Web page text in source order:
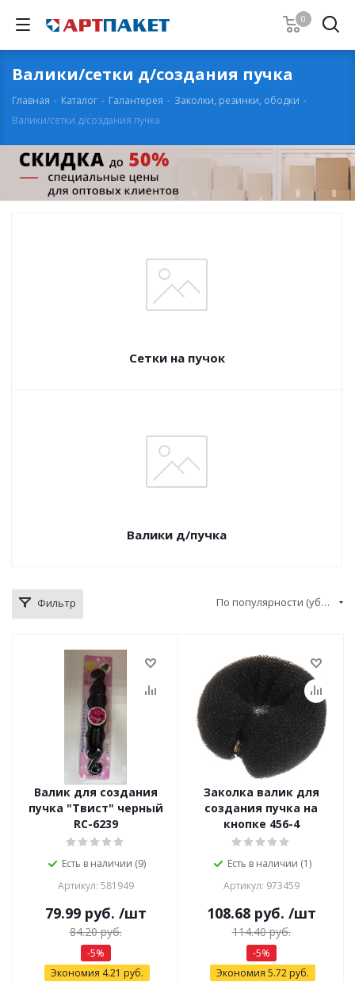
0
Валики/сетки д/создания пучка
Главная - Каталог - Галантерея - Заколки, резинки, ободки -
Валики/сетки д/создания пучка
Сетки на пучок
Валики д/пучка
Фильтр По популярности (убывание)
Валик для создания
пучка "Твист" черный
RC-6239
Есть в наличии (9)
Артикул: 581949
79.99руб. /шт
84.20руб.
-5%
Экономия 4.21 руб.
Заколка валик для
создания пучка на
кнопке 456-4
Есть в наличии (1)
Артикул: 973459
108.68руб. /шт
114.40руб.
-5%
Экономия 5.72руб.